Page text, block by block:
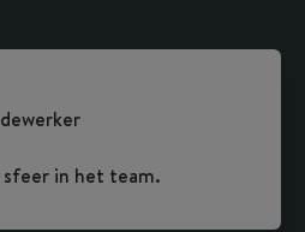
in het team.